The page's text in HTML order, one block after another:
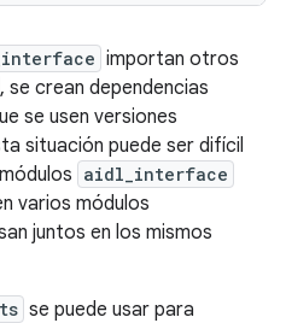
importan otros
, se crean dependencias
se usen versiones
situación puede ser difícil
aidl_interface
varios módulos
juntos en los mismos
se puede usar para